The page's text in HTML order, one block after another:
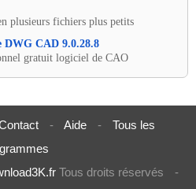
plusieurs fichiers plus petits
CAD 9.0.28.8
gratuit logiciel de CAO
- Aide -
Tous les
Tous droits réservés
-